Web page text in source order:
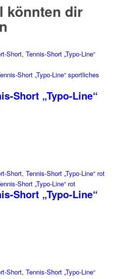
könnten dir
Short „Typo-Line“
Short „Typo-Line“